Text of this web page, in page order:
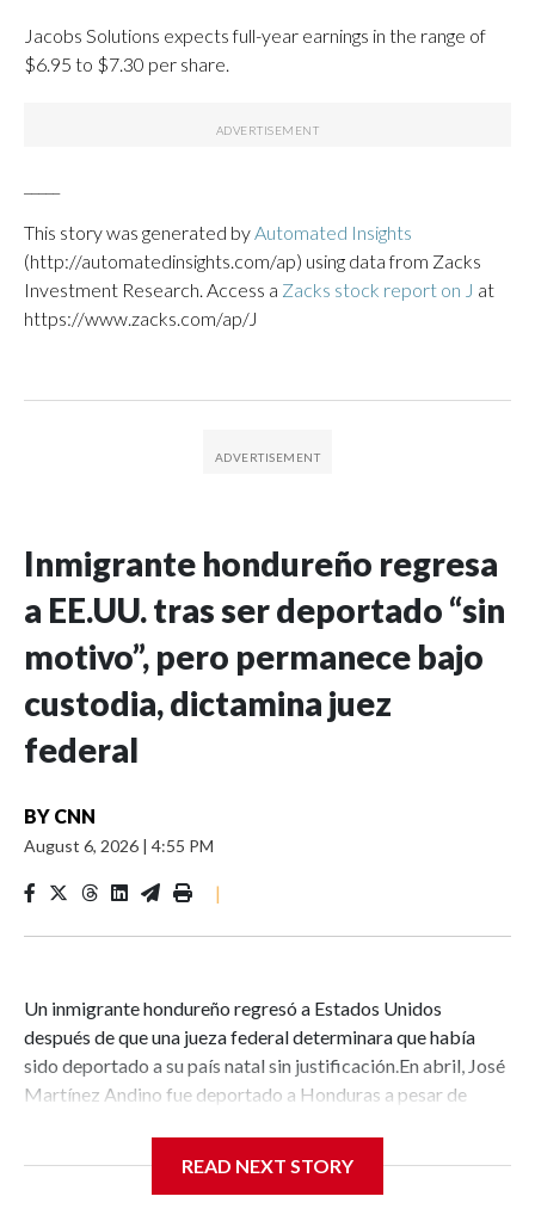
Jacobs Solutions expects full-year earnings in the range of
$6.95 to $7.30 per share.
This story was generated by Automated Insights
(http://automatedinsights.com/ap) using data from Zacks
Investment Research. Access a Zacks stock report on J at
https://www.zacks.com/ap/J
Inmigrante hondureño regresa
a EE.UU. tras ser deportado “sin
motivo”, pero permanece bajo
custodia, dictamina juez
federal
BY CNN
August 6, 2026 | 4:55 PM
|
Un inmigrante hondureño regresó a Estados Unidos
después de que una jueza federal determinara que había
sido deportado a su país natal sin justificación.En abril, José
Martínez Andino fue deportado a Honduras a pesar de
CNN: “Nuestro cliente llegó a Estados Unidos durante la
READ NEXT STORY